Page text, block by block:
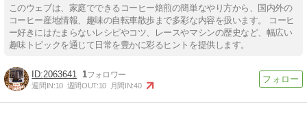
このウェブは、家庭でできるコーヒー焙煎の簡単なやり方から、国内外の
コーヒー産地情報、趣味の自転車散歩まで多彩な内容を扱います。 コーヒ
ー好きにはたまらないレシピやコツ、レースやマシンの歴史など、幅広い
趣味トピックを通じて日常を豊かに彩るヒントを提供します。
2063641 1
週間IN:10 週間OUT:10 月間IN:40